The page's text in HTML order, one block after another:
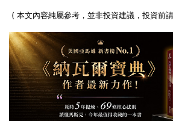
( 本文內容純屬參考，並非投資建議，投資前